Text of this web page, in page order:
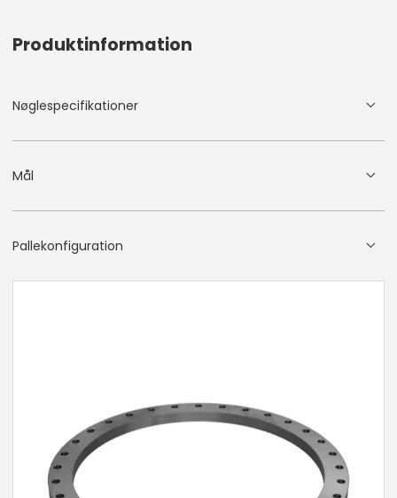
Produktinformation
Nøglespecifikationer
Mål
Pallekonfiguration